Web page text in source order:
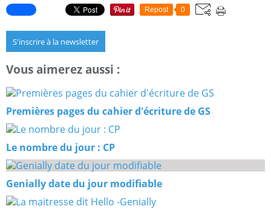
Repost 0
S'inscrire à la newsletter
Vous aimerez aussi :
Premières pages du cahier d'écriture de GS
Le nombre du jour : CP
Genially date du jour modifiable